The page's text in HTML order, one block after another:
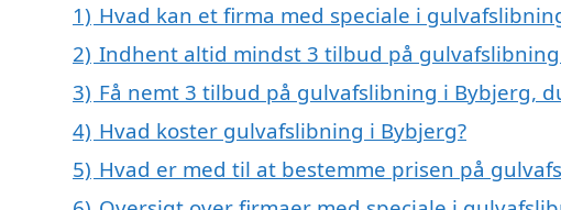
1) Hvad kan et firma med speciale i
2) Indhent altid mindst 3 tilbud på
3) Få nemt 3 tilbud på gulvafslibning i Bybjerg,
4) Hvad koster gulvafslibning i Bybjerg?
5) Hvad er med til at bestemme prisen på